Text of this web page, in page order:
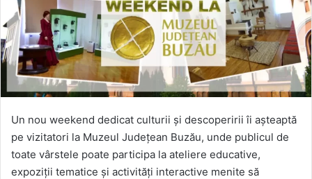
Un nou weekend dedicat culturii și descoperirii îi așteaptă
pe vizitatori la Muzeul Județean Buzău, unde publicul de
toate vârstele poate participa la ateliere educative,
expoziții tematice și activități interactive menite să